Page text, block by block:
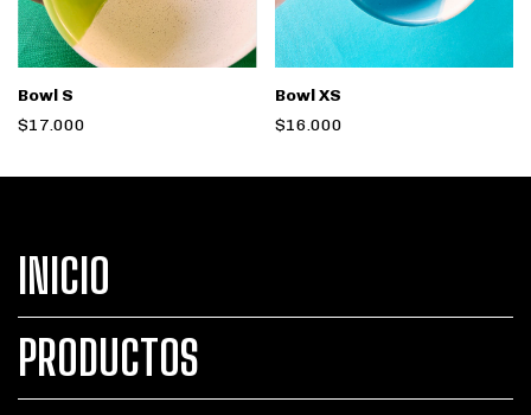
Bowl S
$17.000
Bowl XS
$16.000
INICIO
PRODUCTOS